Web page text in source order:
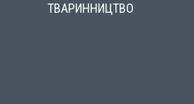
ТВАРИННИЦТВО